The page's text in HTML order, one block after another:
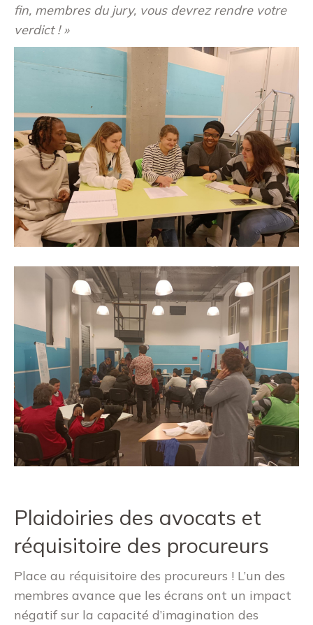
fin, membres du jury, vous devrez rendre votre
verdict ! »
Plaidoiries des avocats et
réquisitoire des procureurs
Place au réquisitoire des procureurs ! L’un des
membres avance que les écrans ont un impact
négatif sur la capacité d’imagination des